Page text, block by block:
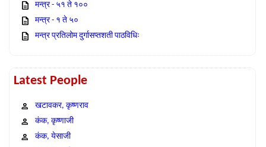
मन्त्र - ५१ ते १००
मन्त्र - १ ते ५०
मन्त्र प्रतिलोम दुर्गासप्तशती पाठविधिः
Latest People
खटावकर, कृष्णराव
कंक, कृष्णाजी
कंक, येसाजी